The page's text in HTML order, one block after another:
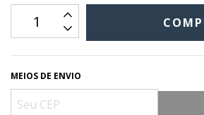
MEIOS DE ENVIO